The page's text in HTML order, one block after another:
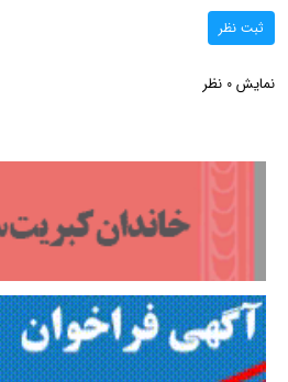
ثبت نظر
نمایش 0 نظر